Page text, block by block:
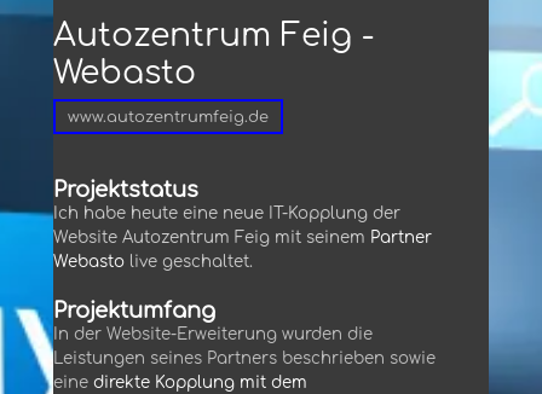
Autozentrum Feig -
Webasto
www.autozentrumfeig.de
Projektstatus
Ich habe heute eine neue IT-Kopplung der
Website Autozentrum Feig mit seinem Partner
Webasto live geschaltet.
Projektumfang
In der Website-Erweiterung wurden die
Leistungen seines Partners beschrieben sowie
eine direkte Kopplung mit dem